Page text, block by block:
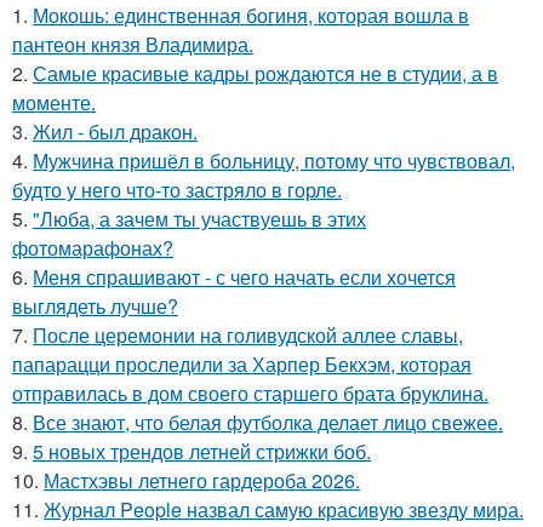
1. Мокошь: единственная богиня, которая вошла в
пантеон князя Владимира.
2. Самые красивые кадры рождаются не в студии, а в
моменте.
3. Жил - был дракон.
4. Мужчина пришёл в больницу, потому что чувствовал,
будто у него что-то застряло в горле.
5. "Люба, а зачем ты участвуешь в этих
фотомарафонах?
6. Меня спрашивают - с чего начать если хочется
выглядеть лучше?
7. После церемонии на голивудской аллее славы,
папарацци проследили за Харпер Бекхэм, которая
отправилась в дом своего старшего брата бруклина.
8. Все знают, что белая футболка делает лицо свежее.
9. 5 новых трендов летней стрижки боб.
10. Мастхэвы летнего гардероба 2026.
11. Журнал People назвал самую красивую звезду мира.